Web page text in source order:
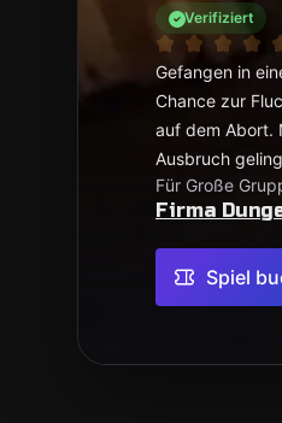
Verifiziert
Gefangen in
Chance zur
auf dem Abort.
Ausbruch
Für Große
Firma
Spiel